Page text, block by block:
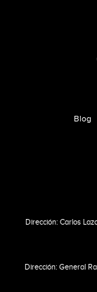
Blog
Dirección: Carlos
Dirección: General